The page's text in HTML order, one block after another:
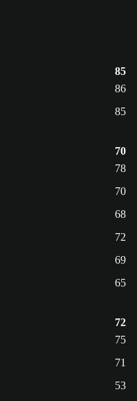
85
86
85
70
78
70
68
72
69
65
72
75
71
53